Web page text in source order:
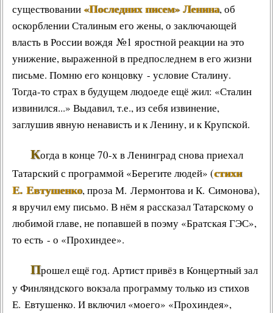
существовании«Последних писем» Ленина, об
оскорблении Сталиным его жены, о заключающей
власть в России вождя №1 яростной реакции на это
унижение, выраженной в предпоследнем в его жизни
письме. Помню его концовку - условие Сталину.
Тогда-то страх в будущем людоеде ещё жил: «Сталин
извинился...» Выдавил, т.е., из себя извинение,
заглушив явную ненависть и к Ленину, и к Крупской.
Когда в конце 70-х в Ленинград снова приехал
Татарский с программой «Берегите людей» (стихи
Е. Евтушенко,проза М. Лермонтоваи К. Симонова),
я вручил ему письмо. В нём я рассказал Татарскому о
любимой главе, не попавшей впоэму «Братская ГЭС»,
то есть - о «Прохиндее».
Прошел ещё год. Артист привёз вКонцертный зал
у Финляндского вокзалапрограмму только из стихов
Е. Евтушенко. И включил «моего» «Прохиндея»,